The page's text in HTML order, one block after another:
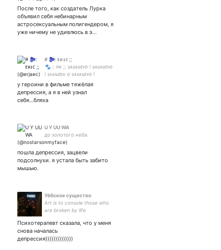
После того, как создатель Лурка
объявил себя небинарным
астросексуальным полигендером, я
уже ничему не удивлюсь в э…
# 🫐: ᴇʀɪᴄ ;;
🐾 :: ᴘʀ ;; sᴀsᴀɢᴇʏᴏ ! sᴀsᴀɢᴇʏᴏ
! sʜɪɴᴢᴏᴜ ᴏ sᴀsᴀɢᴇʏᴏ !
у героини в фильме тяжёлая
депрессия, а я в ней узнал
себя...бляха
U Y UU WA
до золотого неба.
пошла депрессия, зацвели
подсолнухи. я устала быть забито
мышью.
Уёбское существо
Art is to console those who
are broken by life
Психотерапевт сказала, что у меня
снова началась
депрессия))))))))))))))